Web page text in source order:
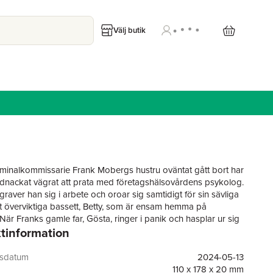
Välj butik
Frank Mobergs hustru oväntat gått bort har
vägrat att prata med företagshälsovårdens psykolog.
han sig i arbete och oroar sig samtidigt för sin sävliga
bassett, Betty, som är ensam hemma på
Franks gamle far, Gösta, ringer i panik och hasplar ur sig
ett makabert fynd i en av andelsfrysarna i Glemmingebro
sig på Ystads pittoreska kullerstensgator. Då Frank har en
till offret bestämmer han sig för att ansvara för
2024-05-13
110 x 178 x 20 mm